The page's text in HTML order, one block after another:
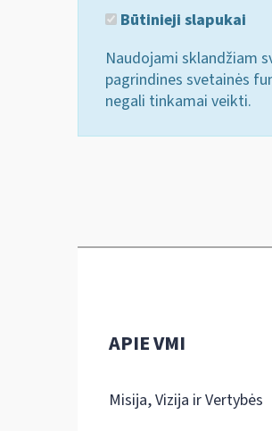
Būtinieji slapukai
Naudojami sklandžiam
pagrindines svetainės
negali tinkamai veikti.
APIE VMI
Misija, Vizija ir Vertybės